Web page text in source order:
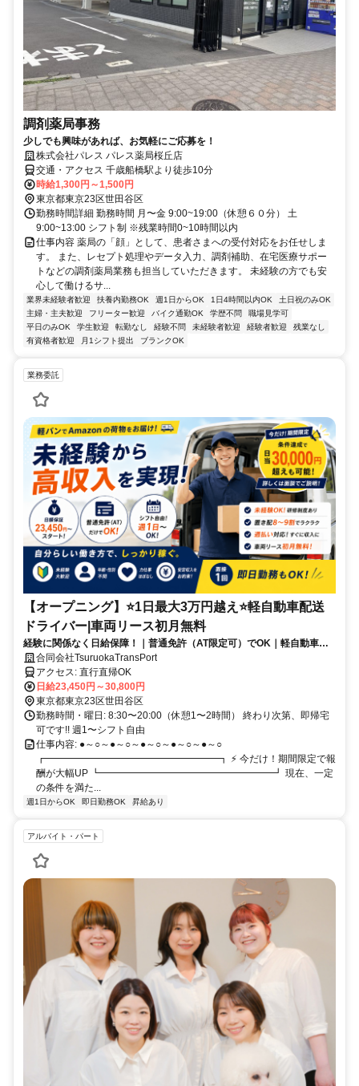
調剤薬局事務
少しでも興味があれば、お気軽にご応募を！
株式会社パレス パレス薬局桜丘店
交通・アクセス 千歳船橋駅より徒歩10分
時給1,300円～1,500円
東京都東京23区世田谷区
勤務時間詳細 勤務時間 月〜金 9:00~19:00（休憩６０分） 土
9:00~13:00 シフト制 ※残業時間0~10時間以内
仕事内容 薬局の「顔」として、患者さまへの受付対応をお任せしま
す。 また、レセプト処理やデータ入力、調剤補助、在宅医療サポー
トなどの調剤薬局業務も担当していただきます。 未経験の方でも安
心して働けるサ...
業界未経験者歓迎 扶養内勤務OK 週1日からOK 1日4時間以内OK
土日祝のみOK
主婦・主夫歓迎
フリーター歓迎 バイク通勤OK 学歴不問
職場見学可
平日のみOK
学生歓迎 転勤なし 経験不問 未経験者歓迎 経験者歓迎
残業なし
有資格者歓迎
月1シフト提出 ブランクOK
業務委託
【オープニング】⭐️1日最大3万円越え⭐️軽自動車配送
ドライバー|車両リース初月無料
経験に関係なく日給保障！｜普通免許（AT限定可）でOK｜軽自動車が
運転できれば即戦力◎
合同会社TsuruokaTransPort
アクセス: 直行直帰OK
日給23,450円～30,800円
東京都東京23区世田谷区
勤務時間・曜日: 8:30〜20:00（休憩1〜2時間） 終わり次第、即帰宅
可です!! 週1〜シフト自由
仕事内容: ●～○～●～○～●～○～●～○～●～○
┏━━━━━━━━━━━━━━━━━━┓ ⚡ 今だけ！期間限定で報
酬が大幅UP ┗━━━━━━━━━━━━━━━━━━┛ 現在、一定
の条件を満た...
週1日からOK 即日勤務OK 昇給あり
アルバイト・パート